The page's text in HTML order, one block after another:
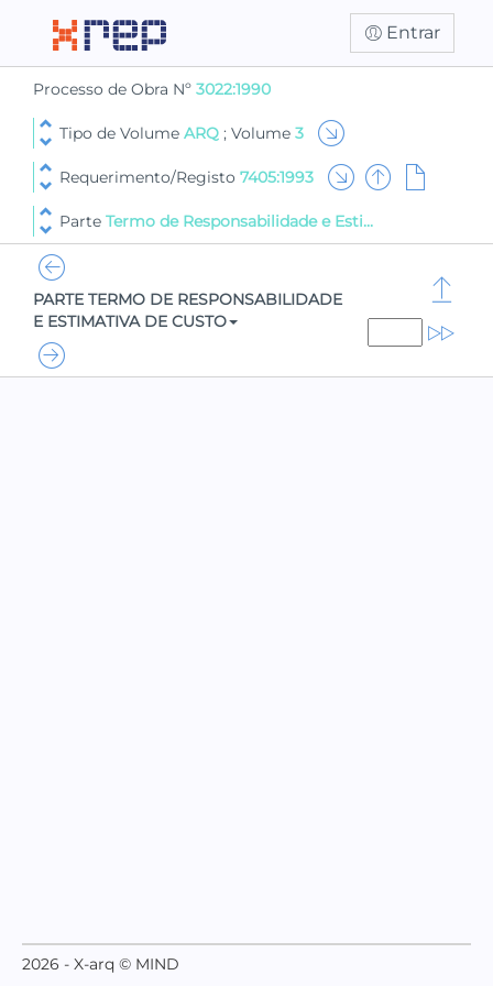
Entrar
Processo de Obra Nº 3022:1990
Tipo de Volume ARQ ; Volume 3
Requerimento/Registo 7405:1993
Parte Termo de Responsabilidade e Esti...
PARTE TERMO DE RESPONSABILIDADE
E ESTIMATIVA DE CUSTO
2026 - X-arq © MIND